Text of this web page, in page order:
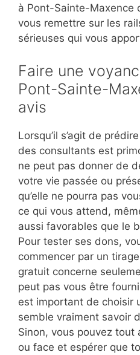
à Pont-Sainte-Maxence
vous remettre sur les
sérieuses qui vous
Faire une
Pont-Sainte-
avis
Lorsqu’il s’agit de
des consultants est
ne peut pas donner de
votre vie passée ou
qu’elle ne pourra pas
ce qui vous attend,
aussi favorables que le
Pour tester ses dons,
commencer par un
gratuit concerne
peut pas vous être
est important de choisir
semble vraiment savoir
Sinon, vous pouvez tout
ou face et espérer que